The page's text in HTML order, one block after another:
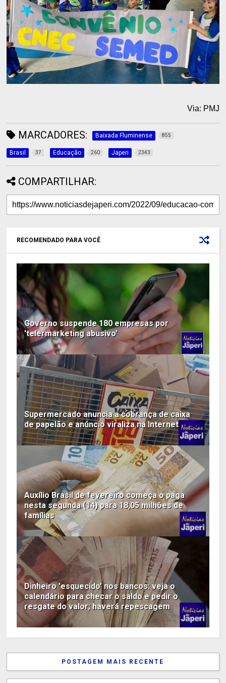
Via: PMJ
MARCADORES: Baixada Fluminense 855
Brasil 37 Educação 260 Japeri 2343
COMPARTILHAR:
RECOMENDADO PARA VOCÊ
Governo suspende 180 empresas por
'telermarketing abusivo'
Supermercado anuncia a cobrança de caixa
de papelão e anúncio viraliza na Internet
Auxílio Brasil de fevereiro começa o paga
nesta segunda (14) para 18,05 milhões de
famílias
Dinheiro 'esquecido' nos bancos: veja o
calendário para checar o saldo e pedir o
resgate do valor; haverá repescagem
POSTAGEM MAIS RECENTE